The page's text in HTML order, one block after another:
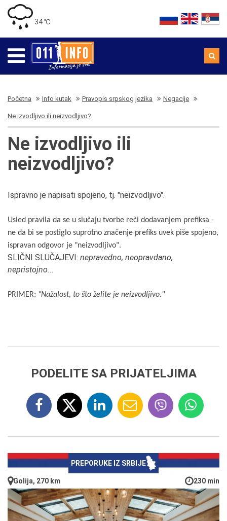
34 ℃
Početna Info kutak Pravopis srpskog jezika Negacije
Ne izvodljivo ili neizvodljivo?
Ne izvodljivo ili
neizvodljivo?
Ispravno je napisati spojeno, tj. "neizvodljivo".
Usled pravila da se u slučaju tvorbe reči dodavanjem prefiksa -
ne da bi se postiglo suprotno značenje prefiks uvek piše spojeno,
ispravan odgovor je "neizvodljivo".
SLIČNI SLUČAJEVI: nepravedno, neopravdano,
nepristojno...
PRIMER: "Nažalost, to što želite je neizvodljivo."
PODELITE SA PRIJATELJIMA
PREPORUKE IZ SRBIJE
Golija, 270 km 230 min